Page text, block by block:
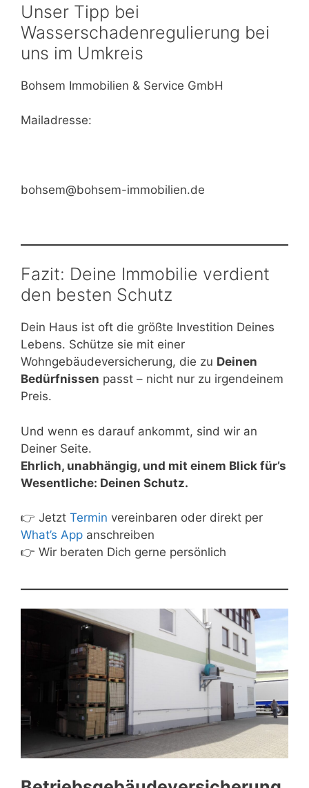
Unser Tipp bei
Wasserschadenregulierung bei
uns im Umkreis
Bohsem Immobilien & Service GmbH
Mailadresse:
bohsem@bohsem-immobilien.de
Fazit: Deine Immobilie verdient
den besten Schutz
Dein Haus ist oft die größte Investition Deines
Lebens. Schütze sie mit einer
Wohngebäudeversicherung, die zu Deinen
Bedürfnissen passt – nicht nur zu irgendeinem
Preis.
Und wenn es darauf ankommt, sind wir an
Deiner Seite.
Ehrlich, unabhängig, und mit einem Blick für’s
Wesentliche: Deinen Schutz.
👉 Jetzt Termin vereinbaren oder direkt per
What’s App anschreiben
👉 Wir beraten Dich gerne persönlich